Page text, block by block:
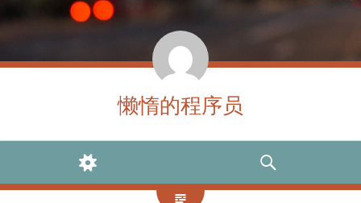
懒惰的程序员
WIDGETS
SEARCH